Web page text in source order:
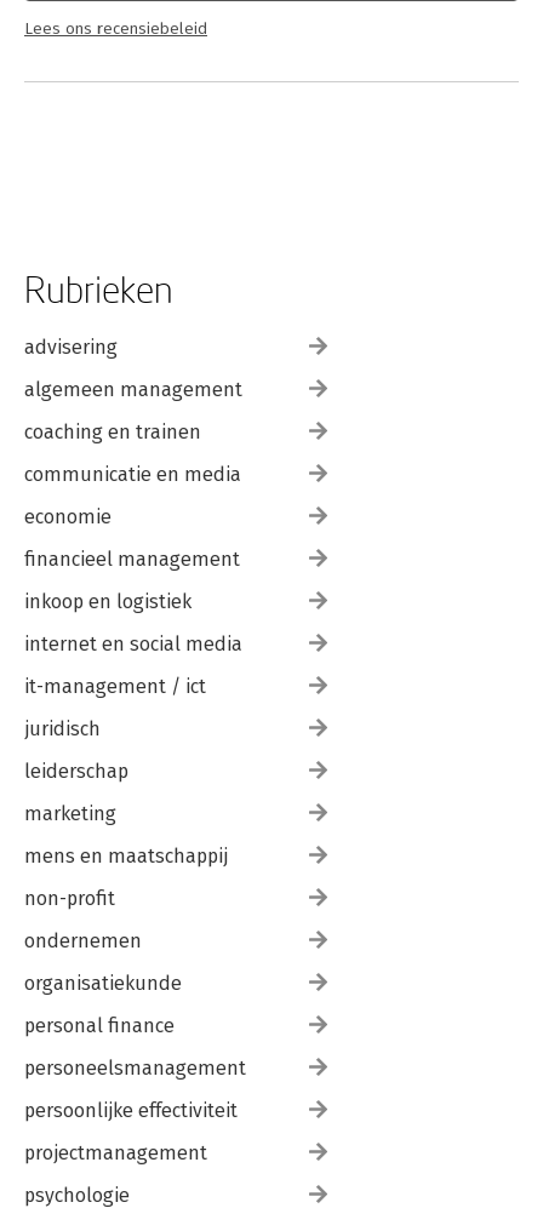
Lees ons recensiebeleid
Rubrieken
advisering
algemeen management
coaching en trainen
communicatie en media
economie
financieel management
inkoop en logistiek
internet en social media
it-management / ict
juridisch
leiderschap
marketing
mens en maatschappij
non-profit
ondernemen
organisatiekunde
personal finance
personeelsmanagement
persoonlijke effectiviteit
projectmanagement
psychologie